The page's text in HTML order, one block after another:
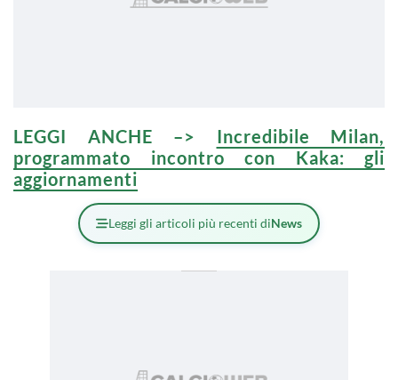
LEGGI ANCHE –>
Incredibile Milan,
programmato incontro con Kaka: gli
aggiornamenti
Leggi gli articoli più recenti diNews